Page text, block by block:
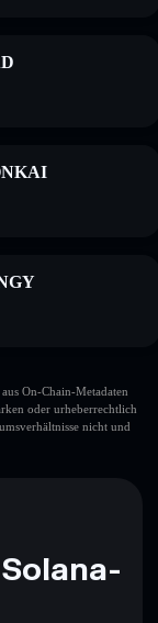
On-Chain-Metadaten
oder urheberrechtlich
nicht und